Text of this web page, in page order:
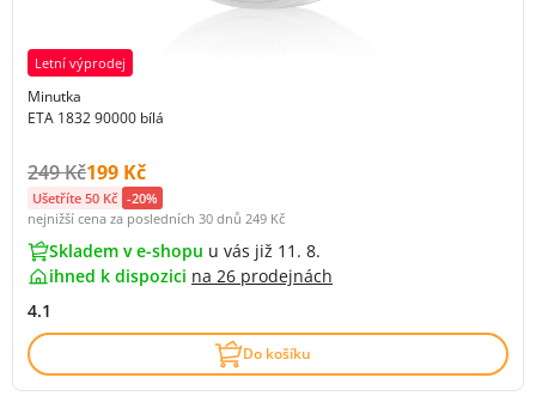
Letní výprodej
Minutka
ETA 1832 90000 bílá
Původní cena s DPH:
249 KčCena s DPH:
199 Kč
Ušetříte 50 Kč -20%
nejnižší cena za posledních 30 dnů 249 Kč
Skladem v e-shopu u vás již 11. 8.
ihned k dispozici na 26 prodejnách
4.1
Do košíku